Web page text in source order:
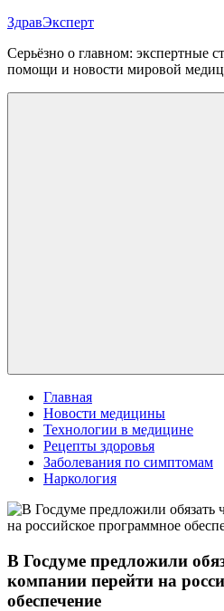
Перейти
содержимому
ЗдравЭксперт
Серьёзно о главном: экспертные
помощи и новости мировой
Главная
Новости медицины
Технологии в медицине
Рецепты здоровья
Заболевания по симптомам
Наркология
В Госдуме предложили
компании перейти на
обеспечение